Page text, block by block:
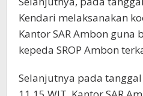
Kendari melaksanakan
Kantor SAR Ambon guna
kepeda SROP Ambon
Selanjutnya pada